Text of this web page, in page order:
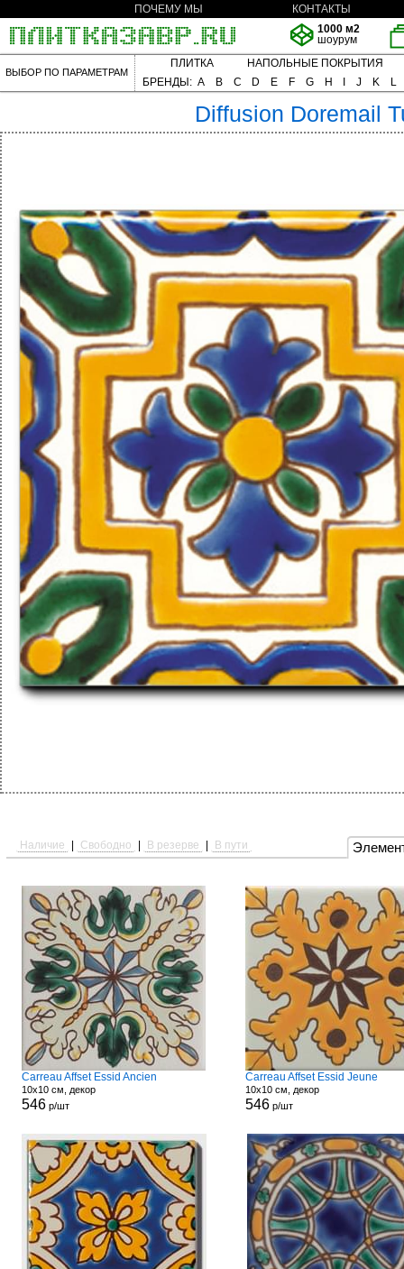
ПОЧЕМУ МЫ
КОНТАКТЫ
1000 м2
шоурум
ВЫБОР ПО ПАРАМЕТРАМ
ПЛИТКА
НАПОЛЬНЫЕ ПОКРЫТИЯ
БРЕНДЫ: A B C D E F G H J K L
Diffusion Doremail
Наличие Свободно В резерве В пути
Carreau Affset Essid Ancien
10x10 см, декор
546р/шт
Carreau Affset Essid Jeune
10x10 см, декор
546 р/шт